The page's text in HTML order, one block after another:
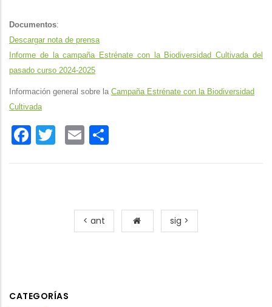
Documentos:
Descargar nota de prensa
Informe de la campaña Estrénate con la Biodiversidad Cultivada del
pasado curso 2024-2025
Información general sobre la Campaña Estrénate con la Biodiversidad
Cultivada
Facebook
Twitter
Email
< ant sig >
CATEGORÍAS